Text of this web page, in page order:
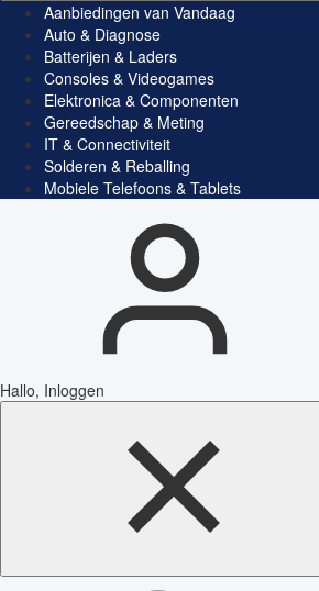
Aanbiedingen van Vandaag
Auto & Diagnose
Batterijen & Laders
Consoles & Videogames
Elektronica & Componenten
Gereedschap & Meting
IT & Connectiviteit
Solderen & Reballing
Mobiele Telefoons & Tablets
Hallo, Inloggen